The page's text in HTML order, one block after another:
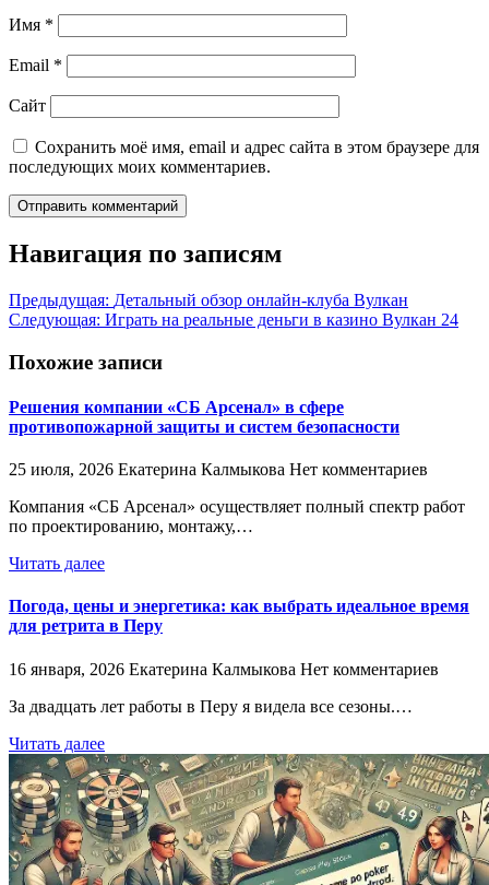
Имя *
Email *
Сайт
Сохранить моё имя, email и адрес сайта в этом браузере для
последующих моих комментариев.
Навигация по записям
Предыдущая: Детальный обзор онлайн-клуба Вулкан
Следующая: Играть на реальные деньги в казино Вулкан 24
Похожие записи
Решения компании «СБ Арсенал» в сфере
противопожарной защиты и систем безопасности
25 июля, 2026 Екатерина Калмыкова Нет комментариев
Компания «СБ Арсенал» осуществляет полный спектр работ
по проектированию, монтажу,…
Читать далее
Погода, цены и энергетика: как выбрать идеальное время
для ретрита в Перу
16 января, 2026 Екатерина Калмыкова Нет комментариев
За двадцать лет работы в Перу я видела все сезоны.…
Читать далее